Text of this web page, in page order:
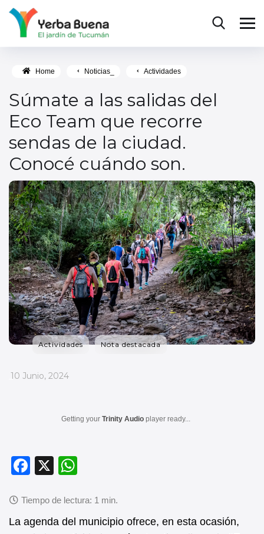
Home Noticias_ Actividades
Súmate a las salidas del
Eco Team que recorre
sendas de la ciudad.
Conocé cuándo son.
Actividades Nota destacada
_
10 Junio, 2024
Getting your Trinity Audio player ready...
F
c
e
X
at
s
La agenda del municipio ofrece, en esta ocasión,